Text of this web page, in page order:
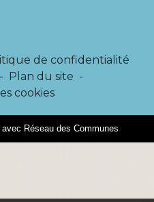
de confidentialité
- Plan du site -
cookies
Réseau des Communes